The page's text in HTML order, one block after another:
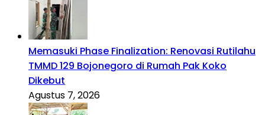
Memasuki Phase Finalization: Renovasi Rutilahu
TMMD 129 Bojonegoro di Rumah Pak Koko
Dikebut
Agustus 7, 2026